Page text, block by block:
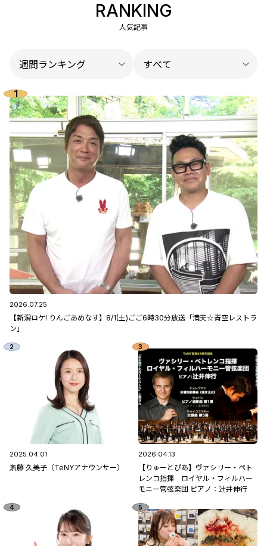
RANKING
人気記事
2026.07.25
【新潟ロケ! りんごあめなす】8/1(土)ごご6時30分放送「満天☆青空レストラ
ン」
2025.04.01
斎藤 久美子（TeNYアナウンサー）
2026.04.13
【りゅーとぴあ】ヴァシリー・ペト
レンコ指揮 ロイヤル・フィルハー
モニー管弦楽団 ピアノ：辻󠄀井伸行